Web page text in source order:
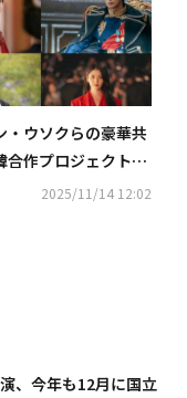
・ウソクらの豪華共
合作プロジェクトま
の2026年新作に期
2025/11/14 12:02
、今年も12月に国立